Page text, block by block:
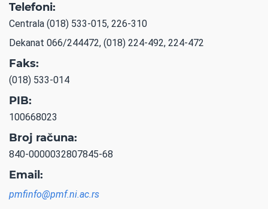
Telefoni:
Centrala (018) 533-015, 226-310
Dekanat 066/244472, (018) 224-492, 224-472
Faks:
(018) 533-014
PIB:
100668023
Broj računa:
840-0000032807845-68
Email:
pmfinfo@pmf.ni.ac.rs